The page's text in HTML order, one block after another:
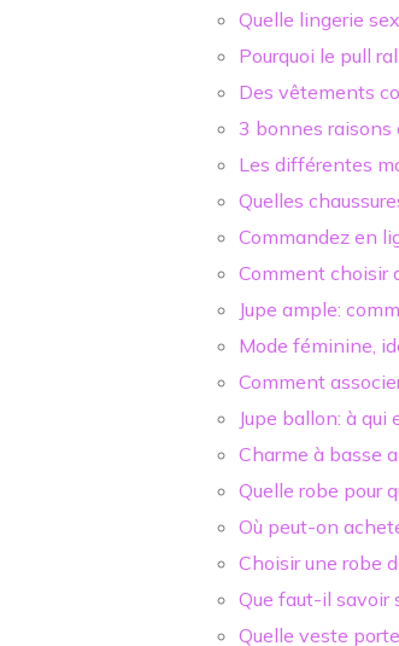
Quelle lingerie
Pourquoi le pull
Des vêtements
3 bonnes raisons
Les différentes
Quelles
Commandez en
Comment choisir
Jupe ample:
Mode féminine,
Comment
Jupe ballon: à
Charme à basse
Quelle robe pour
Où peut-on
Choisir une robe
Que faut-il savoir
Quelle veste